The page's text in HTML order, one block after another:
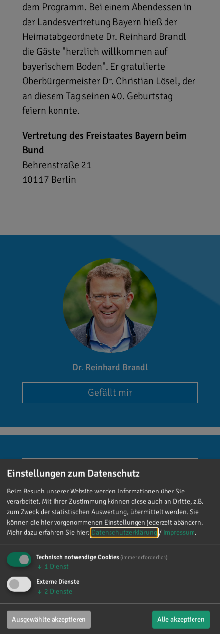
dem Programm. Bei einem Abendessen in
der Landesvertretung Bayern hieß der
Heimatabgeordnete Dr. Reinhard Brandl
die Gäste "herzlich willkommen auf
bayerischem Boden". Er gratulierte
Oberbürgermeister Dr. Christian Lösel, der
an diesem Tag seinen 40. Geburtstag
feiern konnte.
Vertretung des Freistaates Bayern beim
Bund
Behrenstraße 21
10117 Berlin
Dr. Reinhard Brandl
Gefällt mir
Reinhard Brandl
Mein meistgenutztes Wort am Samstag war:
„Danke!“ 😊 Vielen Dank für die zahlreichen
Glückwünsche, Nachrichten, Anrufe und die
vielen lieben Worte. Ich habe mich wirklich
über jede einzelne Aufmerksamkeit gefreut. Es
ist alles andere als selbstverständlich, dass sich
so viele Menschen die Zeit nehmen, an einen zu
denken. Umso mehr weiß ich das zu schätzen.
Einstellungen zum Datenschutz
Beim Besuch unserer Website werden Informationen über Sie
verarbeitet. Mit Ihrer Zustimmung können diese auch an Dritte, z.B.
zum Zweck der statistischen Auswertung, übermittelt werden. Sie
können die hier vorgenommenen Einstellungen jederzeit abändern.
Mehr dazu erfahren Sie hier: Datenschutzerklärung / Impressum.
Technisch notwendige Cookies (immer erforderlich)
↓ 1 Dienst
Externe Dienste
↓ 2 Dienste
Ausgewählte akzeptieren Alle akzeptieren